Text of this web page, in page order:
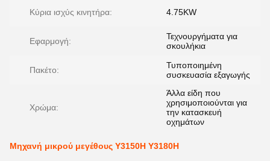
Κύρια ισχύς κινητήρα: 4.75KW
Εφαρμογή:
Τεχνουργήματα για
σκουλήκια
Πακέτο:
Τυποποιημένη
συσκευασία εξαγωγής
Χρώμα:
Άλλα είδη που
χρησιμοποιούνται για
την κατασκευή
οχημάτων
Μηχανή μικρού μεγέθους Y3150H Y3180H